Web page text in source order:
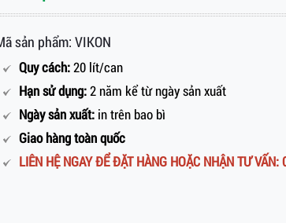
sản phẩm: VIKON
Quy cách:20 lít/can
Hạn sử dụng:2 năm kể từ ngày sản xuất
Ngày sản xuất: in trên bao bì
Giao hàng toàn quốc
LIÊN HỆ NGAY ĐỂ ĐẶT HÀNG HOẶC NHẬN TƯ